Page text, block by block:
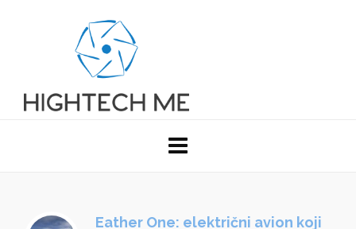
Eather One: električni avion koji